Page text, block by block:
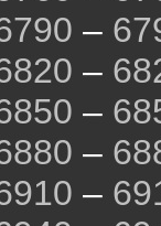
–
–
–
–
–